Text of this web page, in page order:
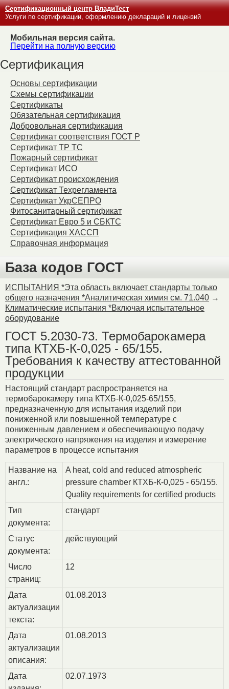
Сертификационный центр ВладиТест
Услуги по сертификации, оформлению деклараций и лицензий
Мобильная версия сайта.
Перейти на полную версию
Сертификация
Основы сертификации
Схемы сертификации
Сертификаты
Обязательная сертификация
Добровольная сертификация
Сертификат соответствия ГОСТ Р
Сертификат ТР ТС
Пожарный сертификат
Сертификат ИСО
Сертификат происхождения
Сертификат Техрегламента
Сертификат УкрСЕПРО
Фитосанитарный сертификат
Сертификат Евро 5 и СБКТС
Сертификация ХАССП
Справочная информация
База кодов ГОСТ
ИСПЫТАНИЯ *Эта область включает стандарты только
общего назначения *Аналитическая химия см. 71.040 →
Климатические испытания *Включая испытательное
оборудование
ГОСТ 5.2030-73. Термобарокамера
типа КТХБ-К-0,025 - 65/155.
Требования к качеству аттестованной
продукции
Настоящий стандарт распространяется на
термобарокамеру типа КТХБ-К-0,025-65/155,
предназначенную для испытания изделий при
пониженной или повышенной температуре с
пониженным давлением и обеспечивающую подачу
электрического напряжения на изделия и измерение
параметров в процессе испытания
Название на
англ.:
A heat, cold and reduced atmospheric
pressure chamber КТХБ-К-0,025 - 65/155.
Quality requirements for certified products
Тип
документа:
стандарт
Статус
документа:
действующий
Число
страниц:
12
Дата
актуализации
текста:
01.08.2013
Дата
актуализации
описания:
01.08.2013
Дата
02.07.1973